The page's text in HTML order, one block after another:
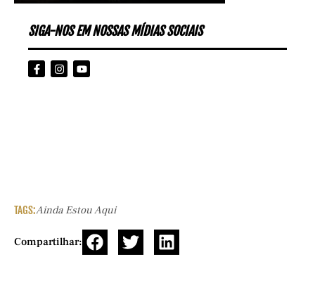
SIGA-NOS EM NOSSAS MÍDIAS SOCIAIS
TAGS:Ainda Estou Aqui
Compartilhar: